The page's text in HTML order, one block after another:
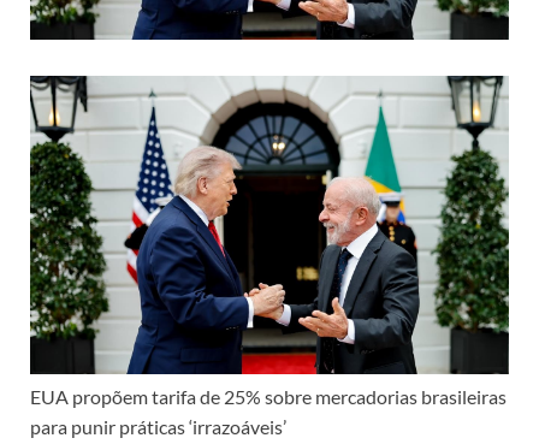
EUA propõem tarifa de 25% sobre mercadorias brasileiras
para punir práticas ‘irrazoáveis’